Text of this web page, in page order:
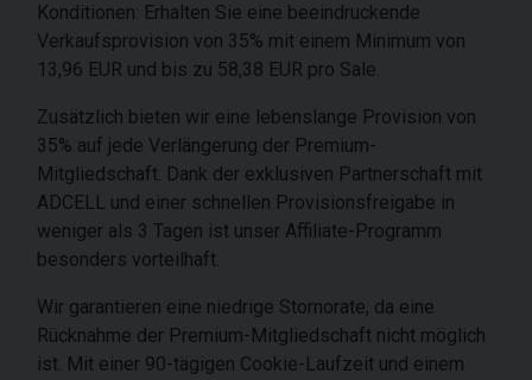
Konditionen: Erhalten Sie eine beeindruckende
Verkaufsprovision von 35% mit einem Minimum von
13,96 EUR und bis zu 58,38 EUR pro Sale.
Zusätzlich bieten wir eine lebenslange Provision von
35% auf jede Verlängerung der Premium-
Mitgliedschaft. Dank der exklusiven Partnerschaft mit
ADCELL und einer schnellen Provisionsfreigabe in
weniger als 3 Tagen ist unser Affiliate-Programm
besonders vorteilhaft.
Wir garantieren eine niedrige Stornorate, da eine
Rücknahme der Premium-Mitgliedschaft nicht möglich
ist. Mit einer 90-tägigen Cookie-Laufzeit und einem